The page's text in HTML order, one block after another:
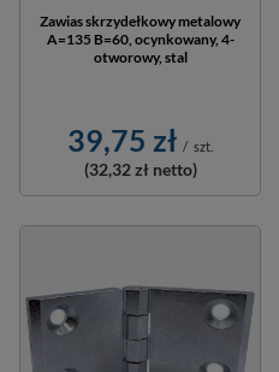
Zawias skrzydełkowy metalowy
A=135 B=60, ocynkowany, 4-
otworowy, stal
39,75 zł / szt.
(32,32 zł netto)